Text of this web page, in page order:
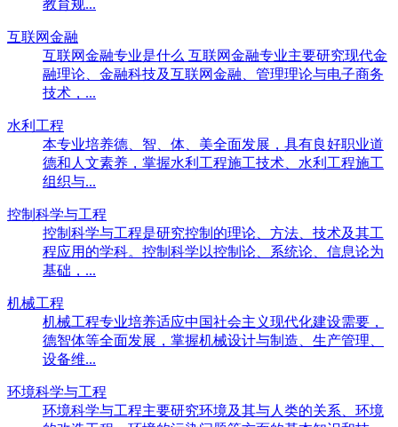
教育规...
互联网金融
互联网金融专业是什么 互联网金融专业主要研究现代金
融理论、金融科技及互联网金融、管理理论与电子商务
技术，...
水利工程
本专业培养德、智、体、美全面发展，具有良好职业道
德和人文素养，掌握水利工程施工技术、水利工程施工
组织与...
控制科学与工程
控制科学与工程是研究控制的理论、方法、技术及其工
程应用的学科。控制科学以控制论、系统论、信息论为
基础，...
机械工程
机械工程专业培养适应中国社会主义现代化建设需要，
德智体等全面发展，掌握机械设计与制造、生产管理、
设备维...
环境科学与工程
环境科学与工程主要研究环境及其与人类的关系、环境